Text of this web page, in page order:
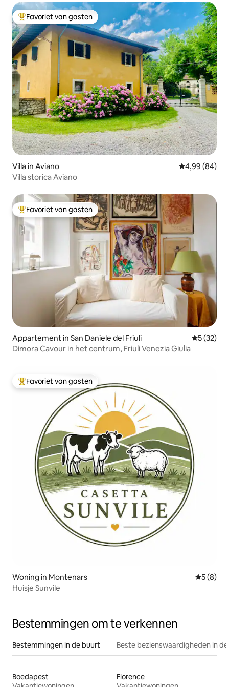
Topfavoriet van gasten
Favoriet van gasten
Villa in Aviano Gemiddelde
4,99 (84)
Villa storica Aviano
Topfavoriet van gasten
Favoriet van gasten
Appartement in San Daniele del Friuli
5 (32)
Dimora Cavour in het centrum, Friuli Venezia Giulia
Topfavoriet van gasten
Favoriet van gasten
Woning in Montenars
5 (8)
Huisje Sunvile
Bestemmingen om te verkennen
Bestemmingen in de buurt Beste bezienswaardigheden in
Boedapest
Florence